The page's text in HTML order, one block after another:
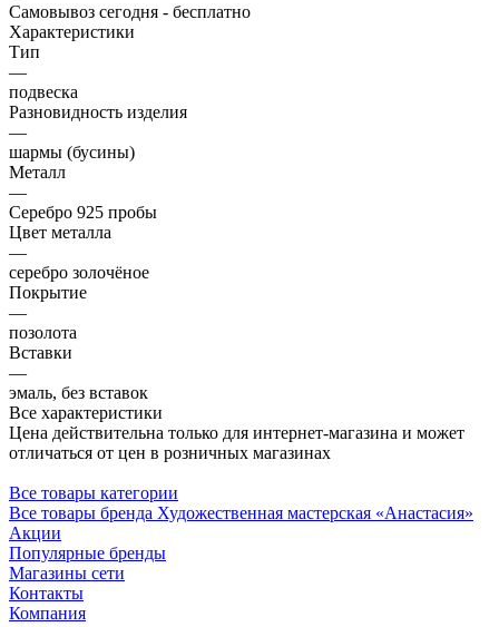
Самовывоз сегодня - бесплатно
Характеристики
Тип
—
подвеска
Разновидность изделия
—
шармы (бусины)
Металл
—
Серебро 925 пробы
Цвет металла
—
серебро золочёное
Покрытие
—
позолота
Вставки
—
эмаль, без вставок
Все характеристики
Цена действительна только для интернет-магазина и может
отличаться от цен в розничных магазинах
Все товары категории
Все товары бренда Художественная мастерская «Анастасия»‎
Акции
Популярные бренды
Магазины сети
Контакты
Компания